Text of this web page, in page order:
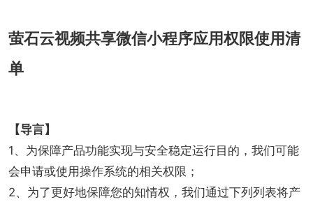
萤石云视频共享微信小程序应用权限使用清
单
【导言】
1、为保障产品功能实现与安全稳定运行目的，我们可能
会申请或使用操作系统的相关权限；
2、为了更好地保障您的知情权，我们通过下列列表将产